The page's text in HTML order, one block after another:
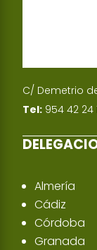
C/ Demetrio
Tel: 954 42 24
Almería
Cádiz
Córdoba
Granada